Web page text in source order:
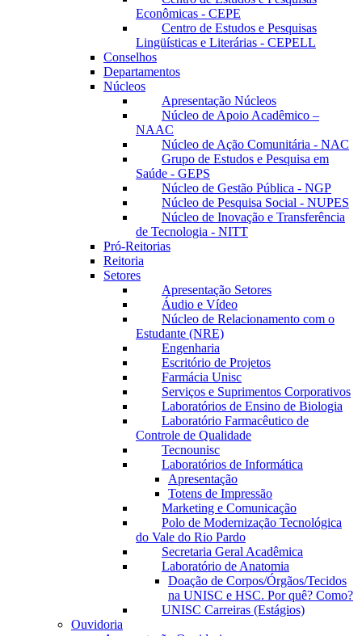
Econômicas - CEPE
Centro de Estudos e Pesquisas
Lingüísticas e Literárias - CEPELL
Conselhos
Departamentos
Núcleos
Apresentação Núcleos
Núcleo de Apoio Acadêmico –
NAAC
Núcleo de Ação Comunitária - NAC
Grupo de Estudos e Pesquisa em
Saúde - GEPS
Núcleo de Gestão Pública - NGP
Núcleo de Pesquisa Social - NUPES
Núcleo de Inovação e Transferência
de Tecnologia - NITT
Pró-Reitorias
Reitoria
Setores
Apresentação Setores
Áudio e Vídeo
Núcleo de Relacionamento com o
Estudante (NRE)
Engenharia
Escritório de Projetos
Farmácia Unisc
Serviços e Suprimentos Corporativos
Laboratórios de Ensino de Biologia
Laboratório Farmacêutico de
Controle de Qualidade
Tecnounisc
Laboratórios de Informática
Apresentação
Totens de Impressão
Marketing e Comunicação
Polo de Modernização Tecnológica
do Vale do Rio Pardo
Secretaria Geral Acadêmica
Laboratório de Anatomia
Doação de Corpos/Órgãos/Tecidos
na UNISC e HSC. Por quê? Como?
UNISC Carreiras (Estágios)
Ouvidoria